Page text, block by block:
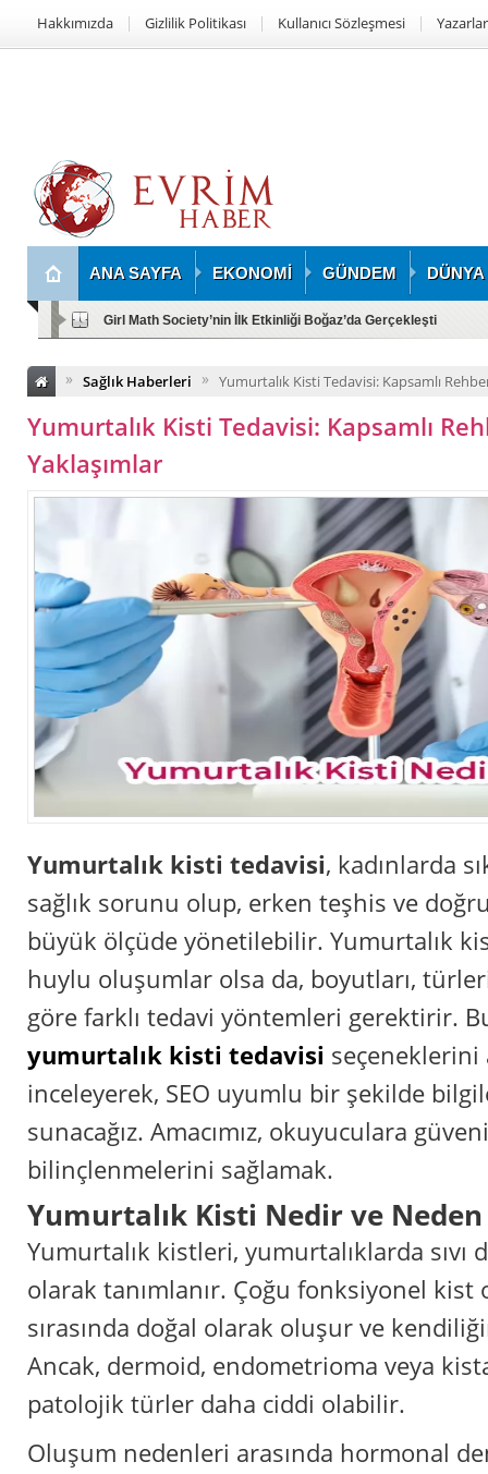
Hakkımızda Gizlilik Politikası Kullanıcı Sözleşmesi Yazarlar
ANA SAYFA EKONOMİ GÜNDEM DÜNYA
Girl Math Society’nin İlk Etkinliği Boğaz’da Gerçekleşti
» Sağlık Haberleri » Yumurtalık Kisti Tedavisi: Kapsamlı
Yumurtalık Kisti Tedavisi: Kapsamlı
Yaklaşımlar
Yumurtalık kisti tedavisi, kadınlarda
sağlık sorunu olup, erken teşhis ve
büyük ölçüde yönetilebilir. Yumurtalık
huylu oluşumlar olsa da, boyutları,
göre farklı tedavi yöntemleri gerektirir.
yumurtalık kisti tedavisi seçeneklerini
inceleyerek, SEO uyumlu bir şekilde
sunacağız. Amacımız, okuyuculara
bilinçlenmelerini sağlamak.
Yumurtalık Kisti Nedir ve
Yumurtalık kistleri, yumurtalıklarda sıvı
olarak tanımlanır. Çoğu fonksiyonel
sırasında doğal olarak oluşur ve
Ancak, dermoid, endometrioma veya
patolojik türler daha ciddi olabilir.
Oluşum nedenleri arasında hormonal